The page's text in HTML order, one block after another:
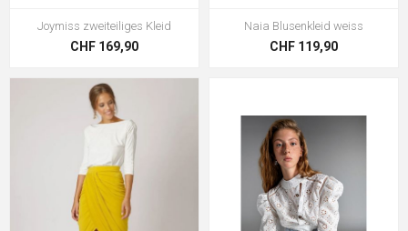
Joymiss zweiteiliges Kleid
CHF 169,90
Naia Blusenkleid weiss
CHF 119,90